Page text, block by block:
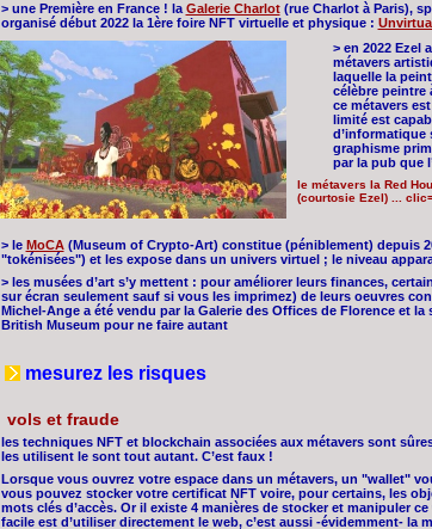
> une Première en France ! la Galerie Charlot(rue Charlot à Paris),
organisé début 2022 la 1ère foire NFT virtuelle et physique :
> en 2022 Ezel
métavers
laquelle la
célèbre peintre
ce métavers
limité est
d’informatique
graphisme
par la pub que
le métavers la Red
(courtosie Ezel) ...
> le MoCA(Museum of Crypto-Art) constitue (péniblement) depuis
"tokénisées") et les expose dans un univers virtuel ; le niveau
> les musées d’art s’y mettent : pour améliorer leurs finances,
sur écran seulement sauf si vous les imprimez) de leurs oeuvres
Michel-Ange a été vendu par la Galerie des Offices de Florence et la
British Museum pour ne faire autant
mesurez les risques
vols et fraude
les techniques NFT et blockchain associées aux métavers sont
les utilisent le sont tout autant. C’est faux !
Lorsque vous ouvrez votre espace dans un métavers, un "wallet"
vous pouvez stocker votre certificat NFT voire, pour certains, les
mots clés d’accès. Or il existe 4 manières de stocker et manipuler
facile est d’utiliser directement le web, c’est aussi -évidemment- la